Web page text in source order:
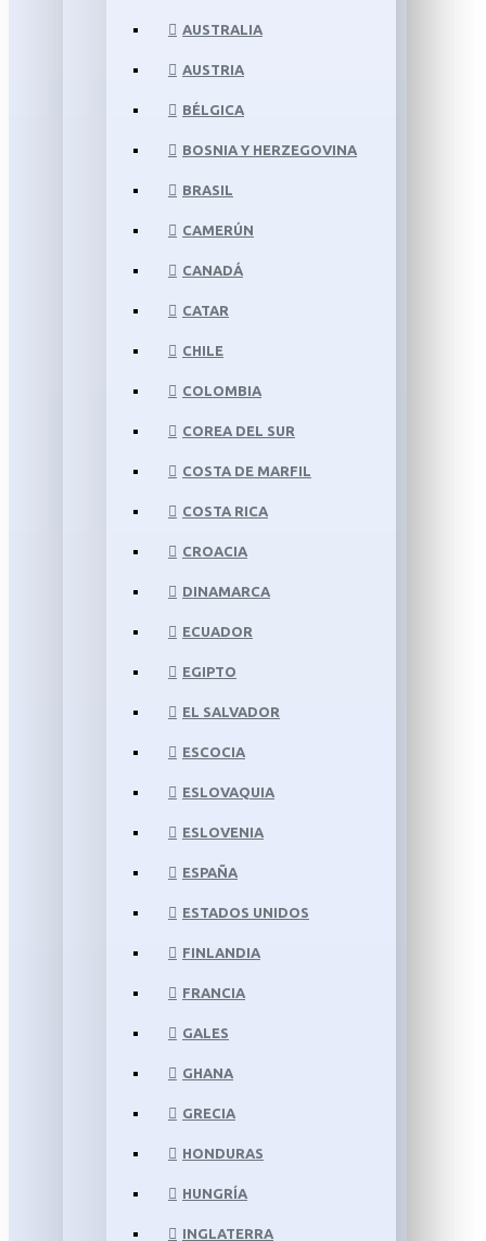
AUSTRALIA
AUSTRIA
BÉLGICA
BOSNIA Y HERZEGOVINA
BRASIL
CAMERÚN
CANADÁ
CATAR
CHILE
COLOMBIA
COREA DEL SUR
COSTA DE MARFIL
COSTA RICA
CROACIA
DINAMARCA
ECUADOR
EGIPTO
EL SALVADOR
ESCOCIA
ESLOVAQUIA
ESLOVENIA
ESPAÑA
ESTADOS UNIDOS
FINLANDIA
FRANCIA
GALES
GHANA
GRECIA
HONDURAS
HUNGRÍA
INGLATERRA